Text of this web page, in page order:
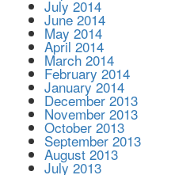
July 2014
June 2014
May 2014
April 2014
March 2014
February 2014
January 2014
December 2013
November 2013
October 2013
September 2013
August 2013
July 2013